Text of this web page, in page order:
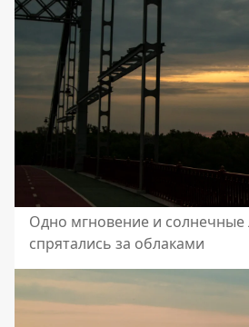
Одно мгновение и солнечные
спрятались за облаками